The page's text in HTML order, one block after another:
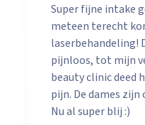
Super fijne intake
meteen terecht
laserbehandeling!
pijnloos, tot mijn
beauty clinic deed
pijn. De dames
Nu al super blij :)